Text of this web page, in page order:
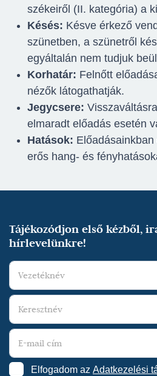
székeiről (II. kategória) a
Késés: Késve érkező
szünetben, a szünetről
egyáltalán nem tudjuk
Korhatár: Felnőtt
nézők látogathatják.
Jegycsere:
elmaradt előadás esetén
Hatások:
erős hang- és
Tájékozódjon első kézből,
hírlevelünkre!
Elfogadom az Adatkezelési